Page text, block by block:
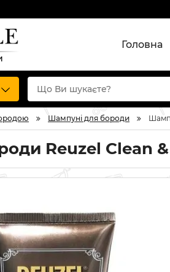
Головна
Шампуні для бороди
Reuzel Clean